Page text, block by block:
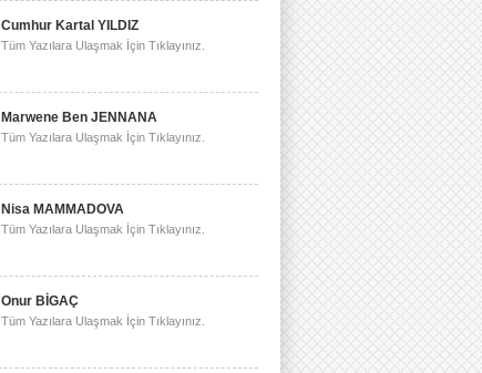
Cumhur Kartal YILDIZ
Tüm Yazılara Ulaşmak İçin Tıklayınız.
Marwene Ben JENNANA
Tüm Yazılara Ulaşmak İçin Tıklayınız.
Nisa MAMMADOVA
Tüm Yazılara Ulaşmak İçin Tıklayınız.
Onur BİGAÇ
Tüm Yazılara Ulaşmak İçin Tıklayınız.